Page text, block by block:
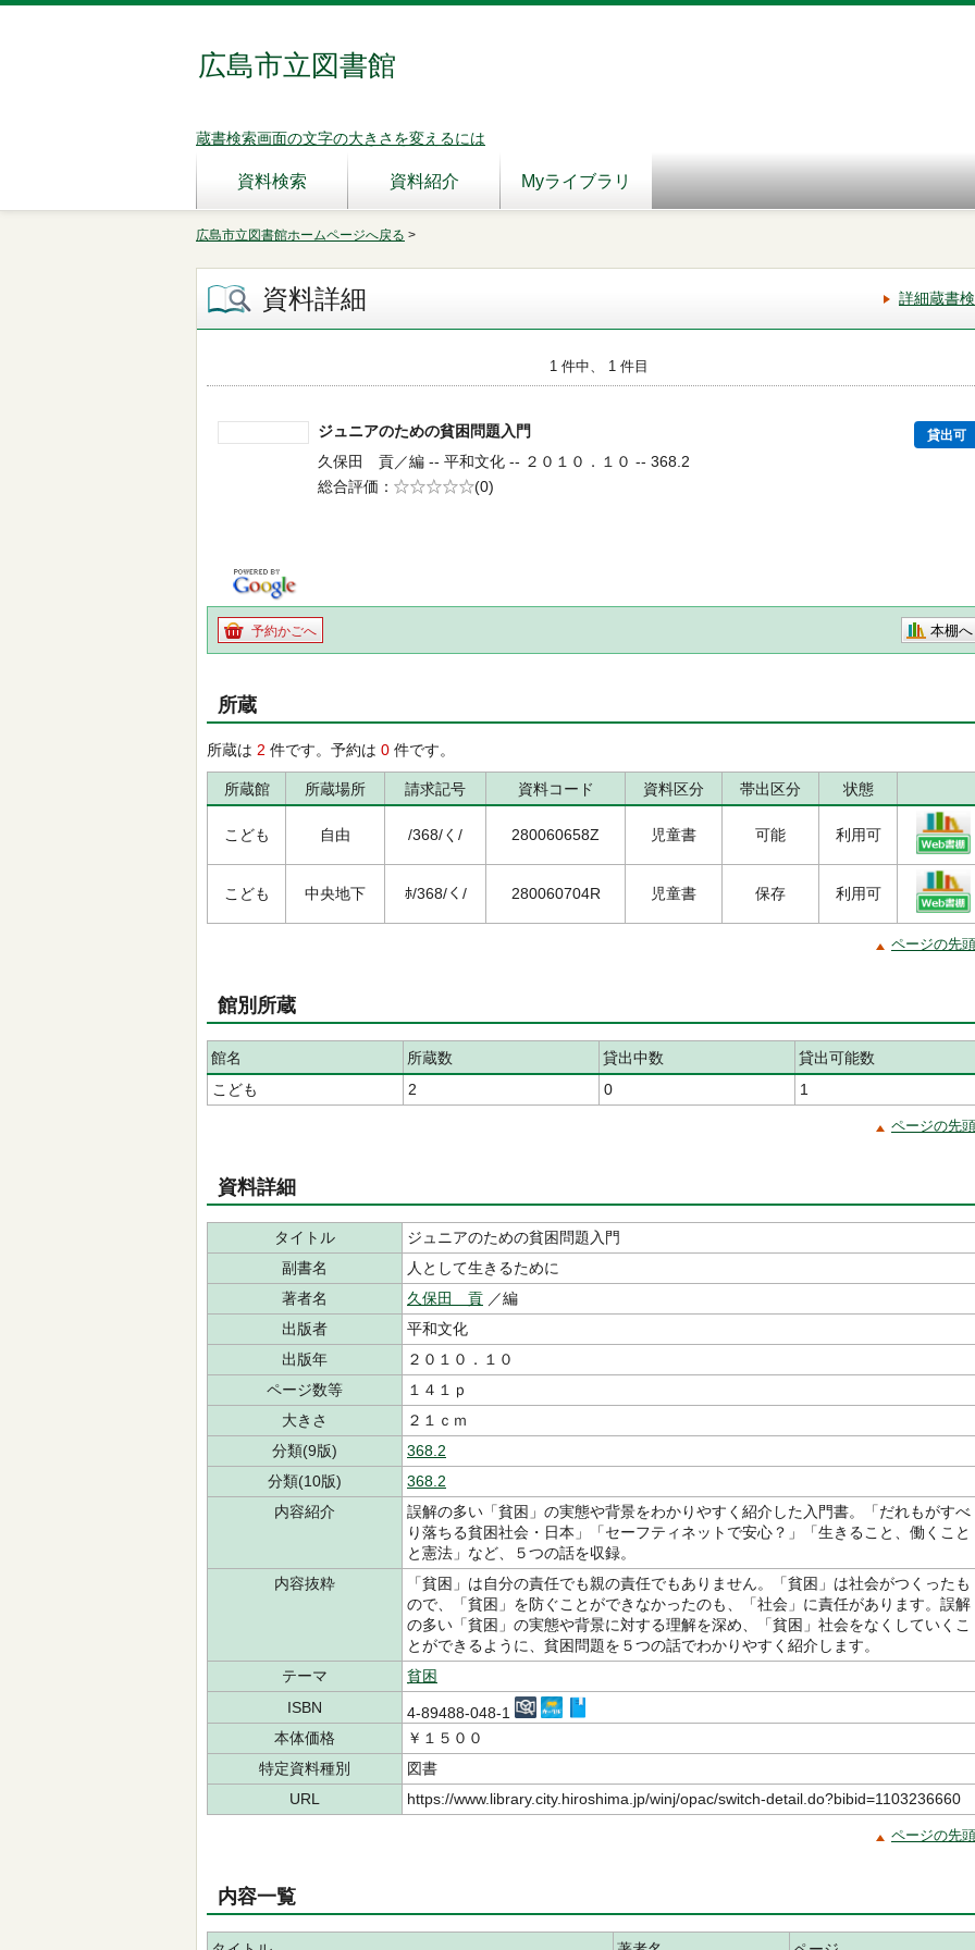
広島市立図書館
蔵書検索画面の文字の大きさを変えるには
資料検索 資料紹介 Myライブラリ
広島市立図書館ホームページへ戻る >
資料詳細 詳細蔵書
1 件中、 1 件目
ジュニアのための貧困問題入門 貸出可
久保田 貢／編 -- 平和文化 -- ２０１０．１０ -- 368.2
総合評価
5段階評価
(0)
予約かごへ 本棚へ
所蔵
所蔵は 2 件です。予約は 0 件です。
所蔵館 所蔵場所 請求記号 資料コード 資料区分 帯出区分 状態
こども 自由 /368/く/ 280060658Z 児童書 可能 利用可
こども 中央地下 ﾎ/368/く/ 280060704R 児童書 保存 利用可
ページの先
館別所蔵
館名 所蔵数 貸出中数
貸出可能数
こども
2 0 1
ページの先
資料詳細
タイトル
ジュニアのための貧困問題入門
副書名
人として生きるために
著者名
久保田 貢 ／編
出版者
平和文化
出版年
２０１０．１０
ページ数等
１４１ｐ
大きさ
２１ｃｍ
分類(9版)
368.2
分類(10版)
368.2
内容紹介
誤解の多い「貧困」の実態や背景をわかりやすく紹介した入門書。「だれもがすべ
り落ちる貧困社会・日本」「セーフティネットで安心？」「生きること、働くこと
と憲法」など、５つの話を収録。
内容抜粋
「貧困」は自分の責任でも親の責任でもありません。「貧困」は社会がつくったも
ので、「貧困」を防ぐことができなかったのも、「社会」に責任があります。誤解
の多い「貧困」の実態や背景に対する理解を深め、「貧困」社会をなくしていくこ
とができるように、貧困問題を５つの話でわかりやすく紹介します。
テーマ
貧困
ISBN
4-89488-048-1
本体価格
￥１５００
特定資料種別
図書
URL
https://www.library.city.hiroshima.jp/winj/opac/switch-detail.do?bibid=1103236660
ページの先
内容一覧